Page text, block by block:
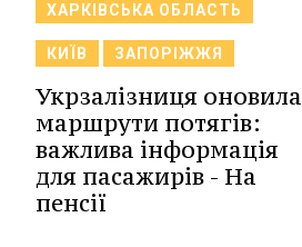
ХАРКІВСЬКА ОБЛАСТЬ
КИЇВ ЗАПОРІЖЖЯ
Укрзалізниця оновила
маршрути потягів:
важлива інформація
для пасажирів - На
пенсії